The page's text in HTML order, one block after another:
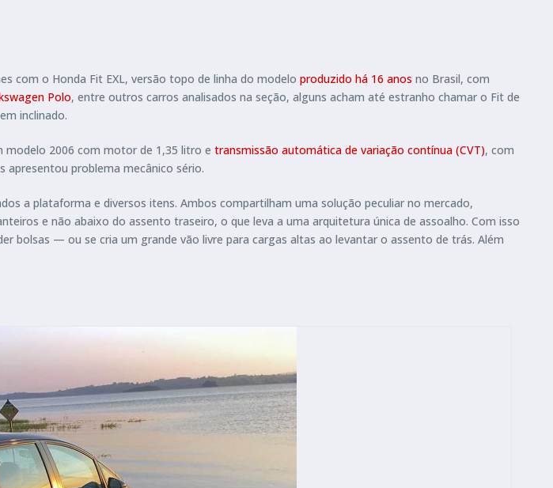
com o Honda Fit EXL, versão topo de linha do modelo produzido há 16 anos no Brasil, com
Polo, entre outros carros analisados na seção, alguns acham até estranho chamar o Fit de
inclinado.
modelo 2006 com motor de 1,35 litro e transmissão automática de variação contínua (CVT), com
apresentou problema mecânico sério.
a plataforma e diversos itens. Ambos compartilham uma solução peculiar no mercado,
e não abaixo do assento traseiro, o que leva a uma arquitetura única de assoalho. Com isso
bolsas — ou se cria um grande vão livre para cargas altas ao levantar o assento de trás. Além